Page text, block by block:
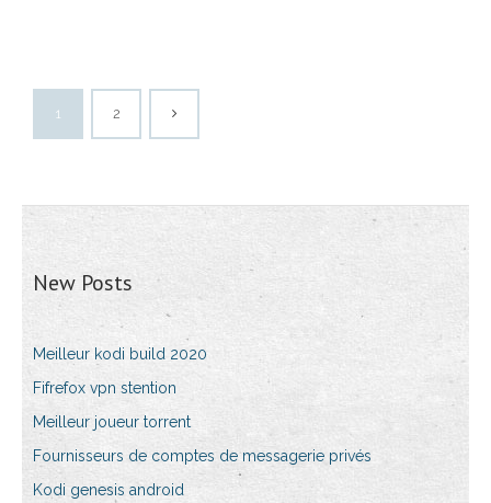
1 2
New Posts
Meilleur kodi build 2020
Fifrefox vpn stention
Meilleur joueur torrent
Fournisseurs de comptes de messagerie privés
Kodi genesis android